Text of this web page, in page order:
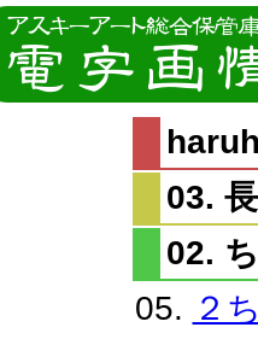
03.
02.
05. ２